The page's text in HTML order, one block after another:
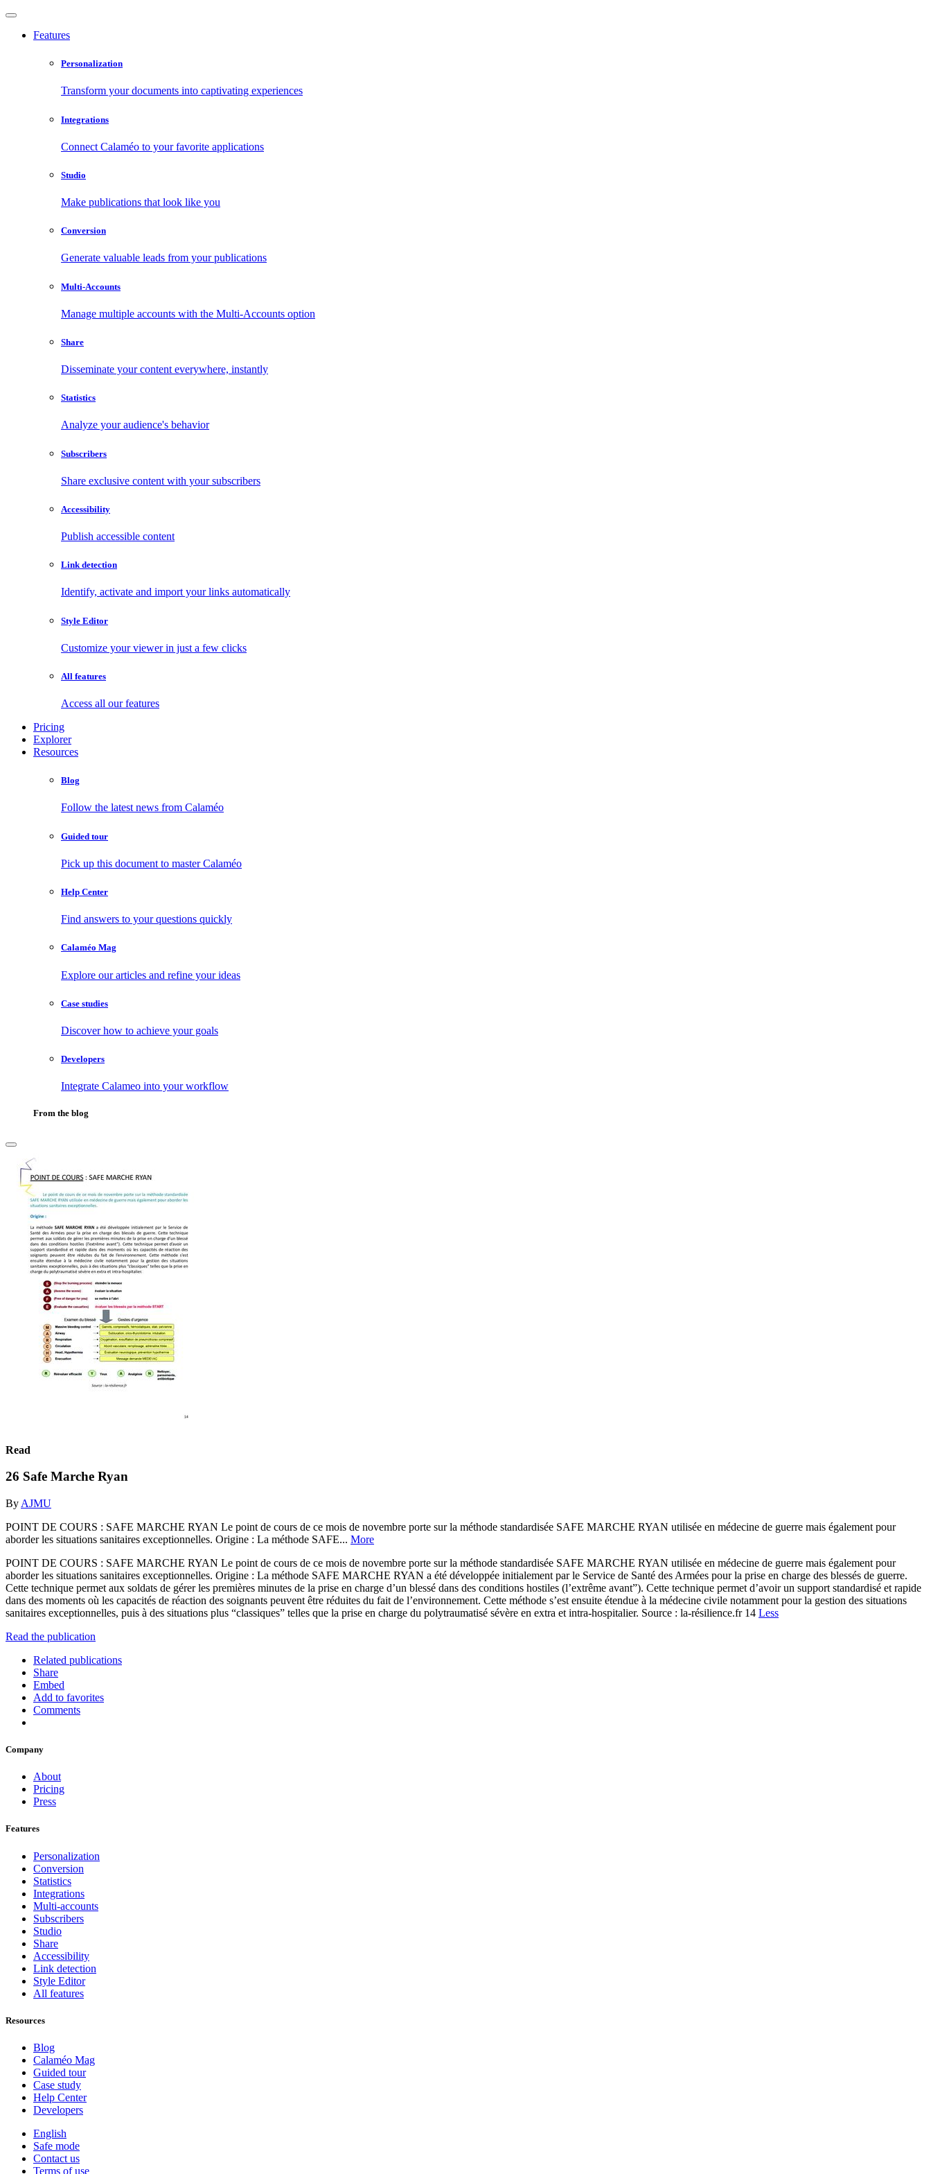
Features
Personalization
Transform your documents into captivating experiences
Integrations
Connect Calaméo to your favorite applications
Studio
Make publications that look like you
Conversion
Generate valuable leads from your publications
Multi-Accounts
Manage multiple accounts with the Multi-Accounts option
Share
Disseminate your content everywhere, instantly
Statistics
Analyze your audience's behavior
Subscribers
Share exclusive content with your subscribers
Accessibility
Publish accessible content
Link detection
Identify, activate and import your links automatically
Style Editor
Customize your viewer in just a few clicks
All features
Access all our features
Pricing
Explorer
Resources
Blog
Follow the latest news from Calaméo
Guided tour
Pick up this document to master Calaméo
Help Center
Find answers to your questions quickly
Calaméo Mag
Explore our articles and refine your ideas
Case studies
Discover how to achieve your goals
Developers
Integrate Calameo into your workflow
From the blog
Read
26 Safe Marche Ryan
By AJMU
POINT DE COURS : SAFE MARCHE RYAN Le point de cours de ce mois de novembre porte sur la méthode standardisée SAFE MARCHE RYAN utilisée en médecine de guerre mais également pour
aborder les situations sanitaires exceptionnelles. Origine : La méthode SAFE... More
POINT DE COURS : SAFE MARCHE RYAN Le point de cours de ce mois de novembre porte sur la méthode standardisée SAFE MARCHE RYAN utilisée en médecine de guerre mais également pour
aborder les situations sanitaires exceptionnelles. Origine : La méthode SAFE MARCHE RYAN a été développée initialement par le Service de Santé des Armées pour la prise en charge des blessés de guerre.
Cette technique permet aux soldats de gérer les premières minutes de la prise en charge d’un blessé dans des conditions hostiles (l’extrême avant”). Cette technique permet d’avoir un support standardisé et rapide
dans des moments où les capacités de réaction des soignants peuvent être réduites du fait de l’environnement. Cette méthode s’est ensuite étendue à la médecine civile notamment pour la gestion des situations
sanitaires exceptionnelles, puis à des situations plus “classiques” telles que la prise en charge du polytraumatisé sévère en extra et intra-hospitalier. Source : la-résilience.fr 14 Less
Read the publication
Related publications
Share
Embed
Add to favorites
Comments
Company
About
Pricing
Press
Features
Personalization
Conversion
Statistics
Integrations
Multi-accounts
Subscribers
Studio
Share
Accessibility
Link detection
Style Editor
All features
Resources
Blog
Calaméo Mag
Guided tour
Case study
Help Center
Developers
English
Safe mode
Contact us
Terms of use